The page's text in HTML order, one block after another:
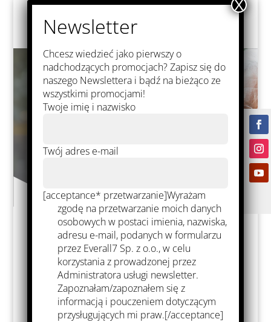
DentaVision
Chcesz wiedzieć jako pierwszy o
nadchodzących promocjach? Zapisz się do
naszego Newslettera i bądź na bieżąco ze
wszystkimi promocjami!
Twoje imię i nazwisko
Twój adres e-mail
[acceptance* przetwarzanie]Wyrażam
zgodę na przetwarzanie moich danych
osobowych w postaci imienia, nazwiska,
adresu e-mail, podanych w formularzu
przez Everall7 Sp. z o.o., w celu
korzystania z prowadzonej przez
Administratora usługi newsletter.
Zapoznałam/zapoznałem się z
informacją i pouczeniem dotyczącym
przysługujących mi praw.[/acceptance]